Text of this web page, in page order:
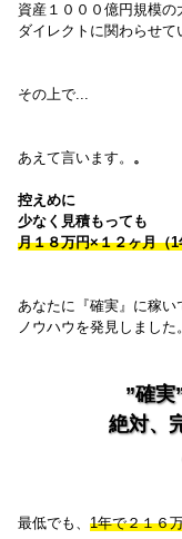
資産１０００億円規模の
ダイレクトに関わらせて
その上で...
あえて言います。 。
控えめに
少なく見積もっても
月１８万円×１２ヶ月（1
あなたに『確実』に稼い
ノウハウを発見しました。
”確実
絶対、
最低でも、 1年で２１６